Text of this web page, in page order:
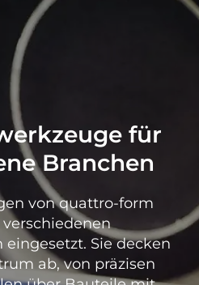
für
Branchen
von quattro-form
Sie decken
ab, von präzisen